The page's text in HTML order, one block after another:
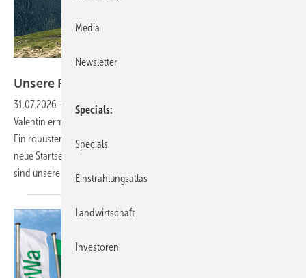
Unsere Produkte der
31.07.2026 -
Solitek zeigt robuste Solarmodule für alpine Regionen.
Valentin ermöglicht 3D-Gebäudemodelle für Planung per Mausklick.
Ein robuster Feuerwehrschalter für Photovoltaikanlagen sowie die
neue Startseite und erweiterte Projektverwaltung von Solar-Planit. Das
sind unsere Produkte der
Woche.
Media
Newsletter
Specials
Specials
Einstrahlungsatlas
Landwirtschaft
Investoren